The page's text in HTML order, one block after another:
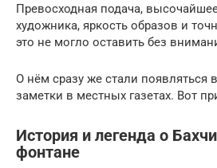
Превосходная подача,
художника, яркость образов и
это не могло оставить без
О нём сразу же стали появляться
заметки в местных газетах. Вот
История и легенда о
фонтане